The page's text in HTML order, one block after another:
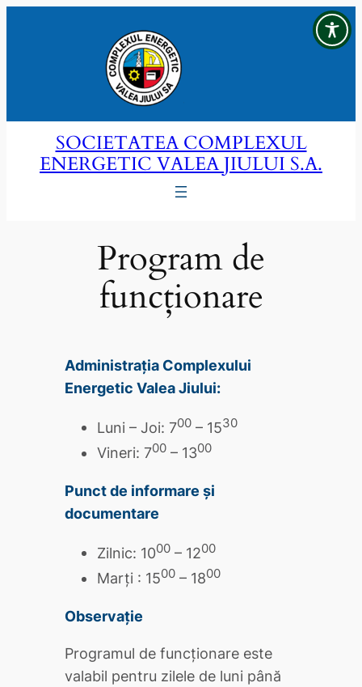
SOCIETATEA COMPLEXUL
ENERGETIC VALEA JIULUI S.A.
Program de
funcționare
Administrația Complexului
Energetic Valea Jiului:
Luni – Joi: 700– 1530
Vineri: 700– 1300
Punct de informare și
documentare
Zilnic: 1000– 1200
Marți : 1500– 1800
Observație
Programul de funcţionare este
valabil pentru zilele de luni până